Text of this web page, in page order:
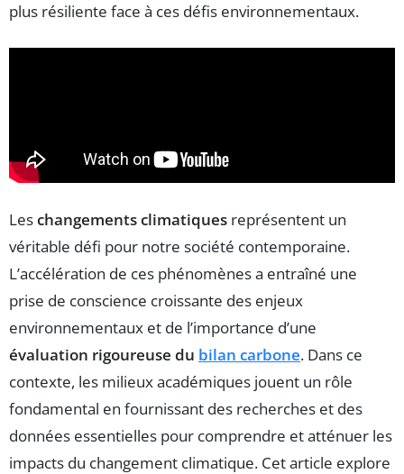
plus résiliente face à ces défis environnementaux.
Leschangements climatiques représentent un
véritable défi pour notre société contemporaine.
L’accélération de ces phénomènes a entraîné une
prise de conscience croissante des enjeux
environnementaux et de l’importance d’une
évaluation rigoureuse du bilan carbone. Dans ce
contexte, les milieux académiques jouent un rôle
fondamental en fournissant des recherches et des
données essentielles pour comprendre et atténuer les
impacts du changement climatique. Cet article explore